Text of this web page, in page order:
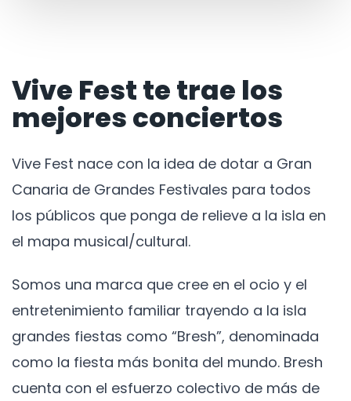
Vive Fest te trae los
mejores conciertos
Vive Fest nace con la idea de dotar a Gran
Canaria de Grandes Festivales para todos
los públicos que ponga de relieve a la isla en
el mapa musical/cultural.
Somos una marca que cree en el ocio y el
entretenimiento familiar trayendo a la isla
grandes fiestas como “Bresh”, denominada
como la fiesta más bonita del mundo. Bresh
cuenta con el esfuerzo colectivo de más de